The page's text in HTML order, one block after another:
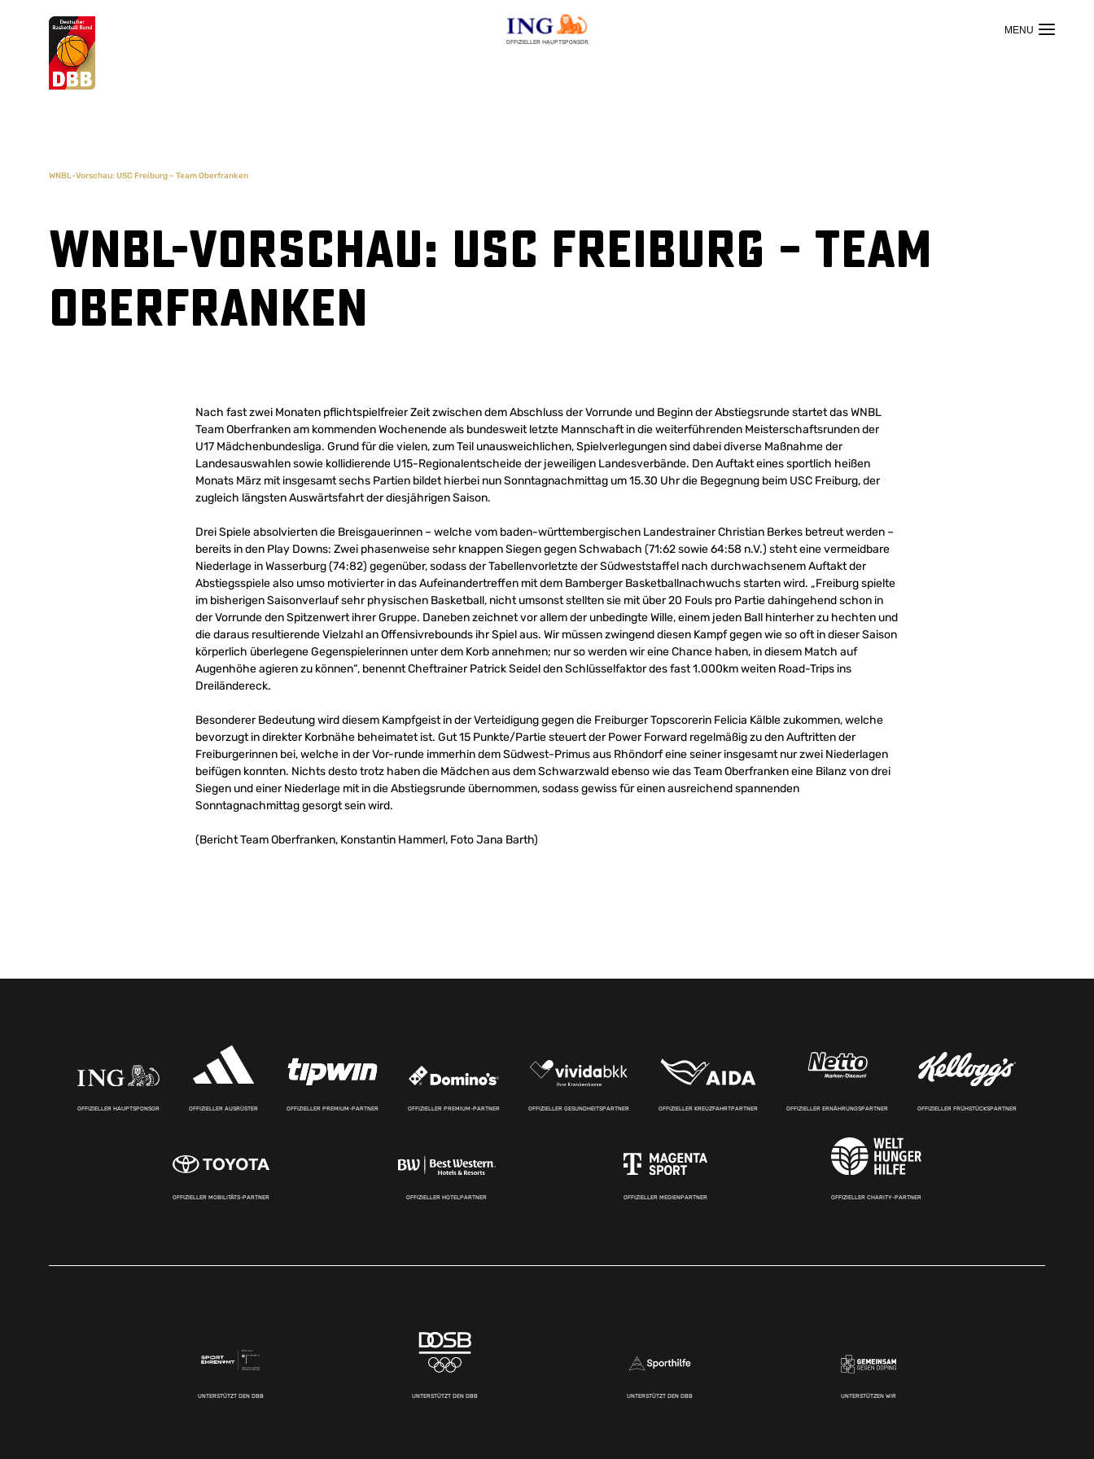
OFFIZIELLER HAUPTSPONSOR
Suchvorschläge
WNBL-Vorschau: USC Freiburg – Team Oberfranken
WNBL-Vorschau: USC Freiburg – Team
Oberfranken
Nach fast zwei Monaten pflichtspielfreier Zeit zwischen dem Abschluss der Vorrunde und Beginn der Abstiegsrunde startet das WNBL
Team Oberfranken am kommenden Wochenende als bundesweit letzte Mannschaft in die weiterführenden Meisterschaftsrunden der
U17 Mädchenbundesliga. Grund für die vielen, zum Teil unausweichlichen, Spielverlegungen sind dabei diverse Maßnahme der
Landesauswahlen sowie kollidierende U15-Regionalentscheide der jeweiligen Landesverbände. Den Auftakt eines sportlich heißen
Monats März mit insgesamt sechs Partien bildet hierbei nun Sonntagnachmittag um 15.30 Uhr die Begegnung beim USC Freiburg, der
zugleich längsten Auswärtsfahrt der diesjährigen Saison.
Drei Spiele absolvierten die Breisgauerinnen – welche vom baden-württembergischen Landestrainer Christian Berkes betreut werden –
bereits in den Play Downs: Zwei phasenweise sehr knappen Siegen gegen Schwabach (71:62 sowie 64:58 n.V.) steht eine vermeidbare
Niederlage in Wasserburg (74:82) gegenüber, sodass der Tabellenvorletzte der Südweststaffel nach durchwachsenem Auftakt der
Abstiegsspiele also umso motivierter in das Aufeinandertreffen mit dem Bamberger Basketballnachwuchs starten wird. „Freiburg spielte
im bisherigen Saisonverlauf sehr physischen Basketball, nicht umsonst stellten sie mit über 20 Fouls pro Partie dahingehend schon in
der Vorrunde den Spitzenwert ihrer Gruppe. Daneben zeichnet vor allem der unbedingte Wille, einem jeden Ball hinterher zu hechten und
die daraus resultierende Vielzahl an Offensivrebounds ihr Spiel aus. Wir müssen zwingend diesen Kampf gegen wie so oft in dieser Saison
körperlich überlegene Gegenspielerinnen unter dem Korb annehmen; nur so werden wir eine Chance haben, in diesem Match auf
Augenhöhe agieren zu können“, benennt Cheftrainer Patrick Seidel den Schlüsselfaktor des fast 1.000km weiten Road-Trips ins
Dreiländereck.
Besonderer Bedeutung wird diesem Kampfgeist in der Verteidigung gegen die Freiburger Topscorerin Felicia Kälble zukommen, welche
bevorzugt in direkter Korbnähe beheimatet ist. Gut 15 Punkte/Partie steuert der Power Forward regelmäßig zu den Auftritten der
Freiburgerinnen bei, welche in der Vor-runde immerhin dem Südwest-Primus aus Rhöndorf eine seiner insgesamt nur zwei Niederlagen
beifügen konnten. Nichts desto trotz haben die Mädchen aus dem Schwarzwald ebenso wie das Team Oberfranken eine Bilanz von drei
Siegen und einer Niederlage mit in die Abstiegsrunde übernommen, sodass gewiss für einen ausreichend spannenden
Sonntagnachmittag gesorgt sein wird.
(Bericht Team Oberfranken, Konstantin Hammerl, Foto Jana Barth)
OFFIZIELLER HAUPTSPONSOR OFFIZIELLER AUSRÜSTER OFFIZIELLER PREMIUM-PARTNER OFFIZIELLER PREMIUM-PARTNER OFFIZIELLER GESUNDHEITSPARTNER OFFIZIELLER KREUZFAHRTPARTNER OFFIZIELLER ERNÄHRUNGSPARTNER OFFIZIELLER FRÜHSTÜCKSPARTNER
OFFIZIELLER MOBILITÄTS-PARTNER OFFIZIELLER HOTELPARTNER OFFIZIELLER MEDIENPARTNER OFFIZIELLER CHARITY-PARTNER
UNTERSTÜTZT DEN DBB UNTERSTÜTZT DEN DBB UNTERSTÜTZT DEN DBB UNTERSTÜTZEN WIR